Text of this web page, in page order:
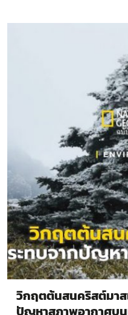
วิกฤตต้นสนคริสต์มาส
ปัญหาสภาพอากาศบน